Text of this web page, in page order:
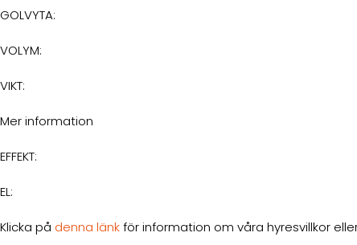
GOLVYTA:
VOLYM:
VIKT:
Mer information
EFFEKT:
EL:
Klicka på denna länkför information om våra hyresvillkor